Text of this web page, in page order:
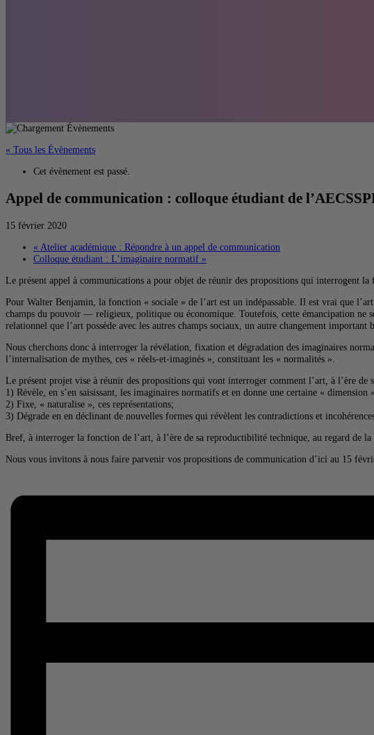
« Tous les Évènements
Cet évènement est passé.
Appel de communication : colloque étudiant de
15 février 2020
« Atelier académique : Répondre à un appel de communication
Colloque étudiant : L’imaginaire normatif »
Le présent appel à communications a pour objet de réunir des propositions qui interrogent
Pour Walter Benjamin, la fonction « sociale » de l’art est un indépassable. Il est vrai que
champs du pouvoir — religieux, politique ou économique. Toutefois, cette émancipation ne
relationnel que l’art possède avec les autres champs sociaux, un autre changement
Nous cherchons donc à interroger la révélation, fixation et dégradation des imaginaires
l’internalisation de mythes, ces « réels-et-imaginés », constituant les « normalités ».
Le présent projet vise à réunir des propositions qui vont interroger comment l’art, à l’ère de
1) Révèle, en s’en saisissant, les imaginaires normatifs et en donne une certaine « dimension
2) Fixe, « naturalise », ces représentations;
3) Dégrade en en déclinant de nouvelles formes qui révèlent les contradictions et
Bref, à interroger la fonction de l’art, à l’ère de sa reproductibilité technique, au regard de
Nous vous invitons à nous faire parvenir vos propositions de communication d’ici au 15